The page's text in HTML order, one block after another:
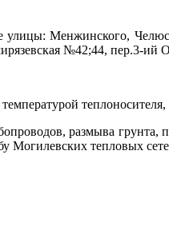
улицы: Менжинского,
№42;44, пер.3-ий
размыва
Могилевских тепловых